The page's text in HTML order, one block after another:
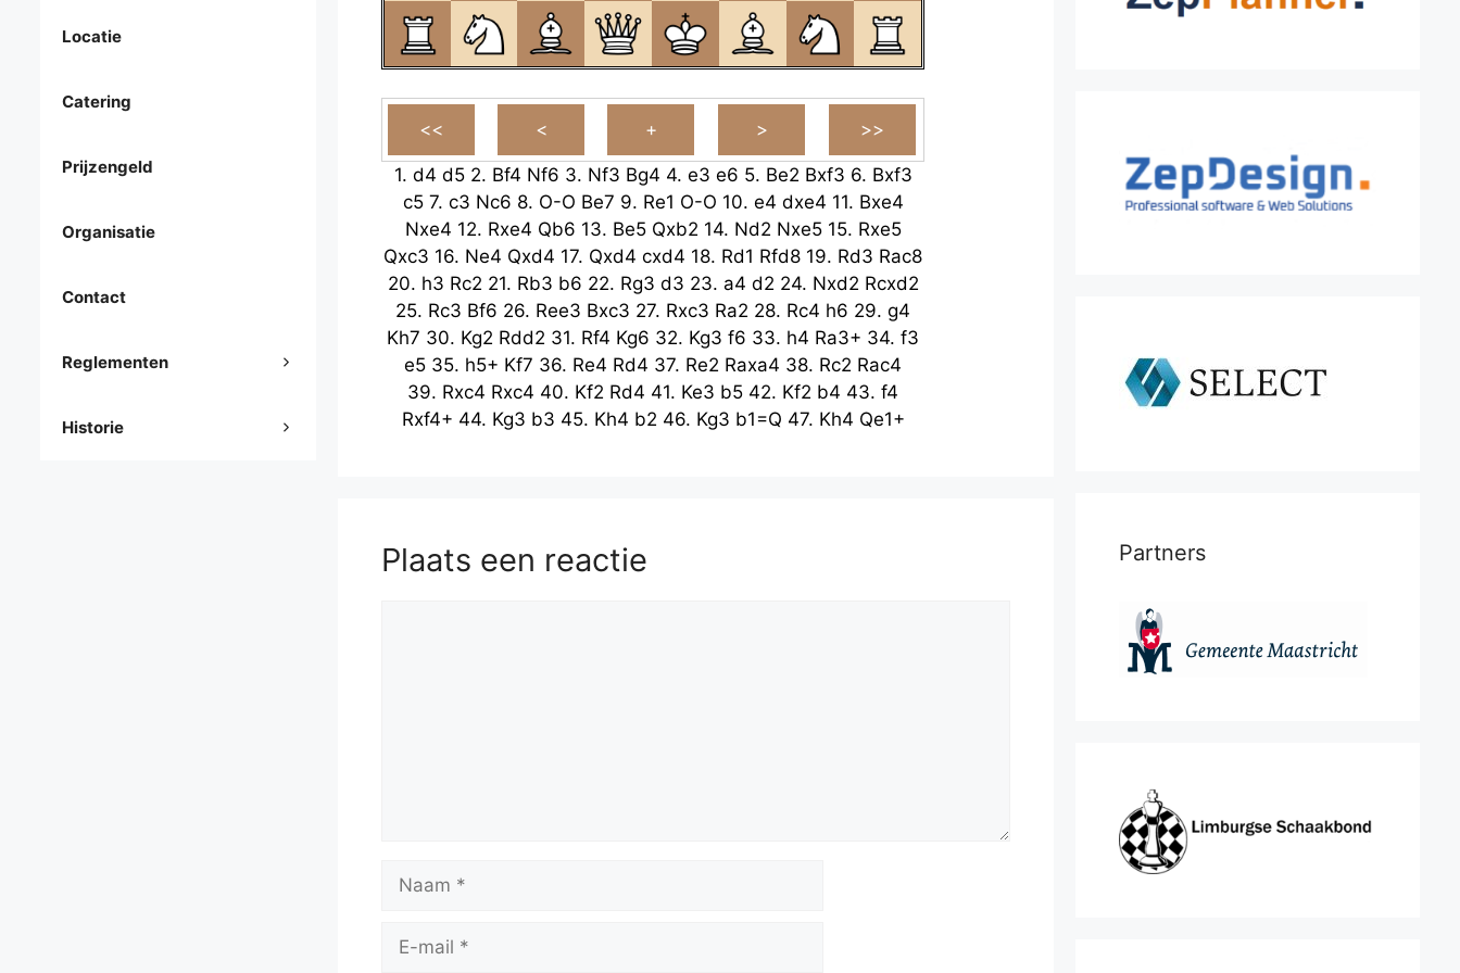
1. d4 d5 2. Bf4 Nf6 3. Nf3 Bg4 4. e3 e6 5. Be2 Bxf3 6. Bxf3
c5 7. c3 Nc6 8. O-O Be7 9. Re1 O-O 10. e4 dxe4 11. Bxe4
Nxe4 12. Rxe4 Qb6 13. Be5 Qxb2 14. Nd2 Nxe5 15. Rxe5
Qxc3 16. Ne4 Qxd4 17. Qxd4 cxd4 18. Rd1 Rfd8 19. Rd3 Rac8
20. h3 Rc2 21. Rb3 b6 22. Rg3 d3 23. a4 d2 24. Nxd2 Rcxd2
25. Rc3 Bf6 26. Ree3 Bxc3 27. Rxc3 Ra2 28. Rc4 h6 29. g4
Kh7 30. Kg2 Rdd2 31. Rf4 Kg6 32. Kg3 f6 33. h4 Ra3+ 34. f3
e5 35. h5+ Kf7 36. Re4 Rd4 37. Re2 Raxa4 38. Rc2 Rac4
39. Rxc4 Rxc4 40. Kf2 Rd4 41. Ke3 b5 42. Kf2 b4 43. f4
Rxf4+ 44. Kg3 b3 45. Kh4 b2 46. Kg3 b1=Q 47. Kh4 Qe1+
Plaats een reactie
mail
Locatie
Catering
Prijzengeld
Organisatie
Contact
Reglementen
Historie
Partners